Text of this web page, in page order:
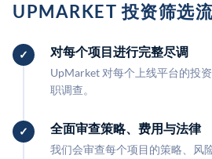
UPMARKET 投资筛选
对每个项目进行完整尽调
UpMarket 对每个上线平台的投
职调查。
全面审查策略、费用与法律
我们会审查每个项目的策略、风